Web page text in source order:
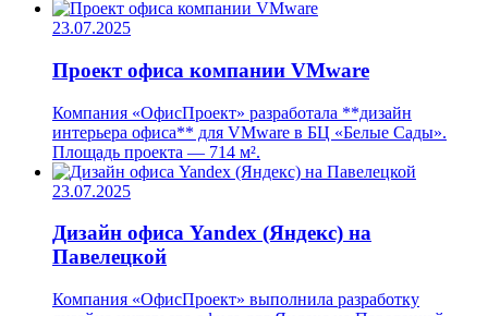
23.07.2025
Проект офиса компании VMware
Компания «ОфисПроект» разработала **дизайн
интерьера офиса** для VMware в БЦ «Белые Сады».
Площадь проекта — 714 м².
23.07.2025
Дизайн офиса Yandex (Яндекс) на
Павелецкой
Компания «ОфисПроект» выполнила разработку